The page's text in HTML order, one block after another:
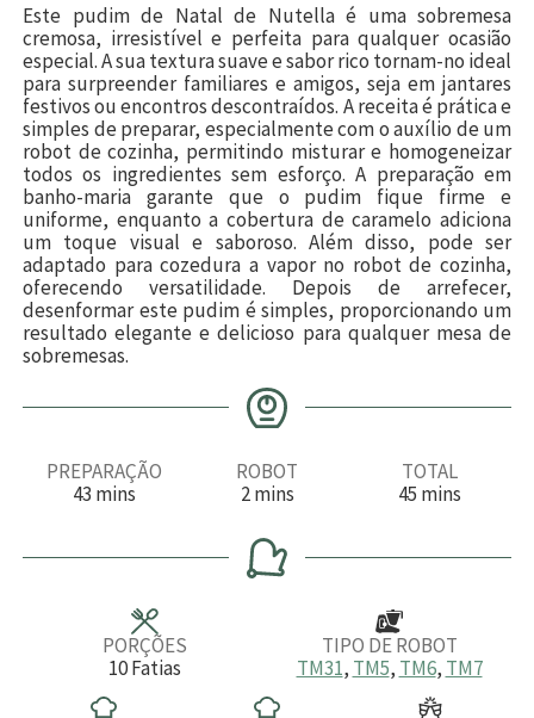
Este pudim de Natal de Nutella é uma sobremesa
cremosa, irresistível e perfeita para qualquer ocasião
especial. A sua textura suave e sabor rico tornam-no ideal
para surpreender familiares e amigos, seja em jantares
festivos ou encontros descontraídos. A receita é prática e
simples de preparar, especialmente com o auxílio de um
robot de cozinha, permitindo misturar e homogeneizar
todos os ingredientes sem esforço. A preparação em
banho-maria garante que o pudim fique firme e
uniforme, enquanto a cobertura de caramelo adiciona
um toque visual e saboroso. Além disso, pode ser
adaptado para cozedura a vapor no robot de cozinha,
oferecendo versatilidade. Depois de arrefecer,
desenformar este pudim é simples, proporcionando um
resultado elegante e delicioso para qualquer mesa de
sobremesas.
PREPARAÇÃO
43m
u
mins
ROBOT
2m
n
u
t
mins
TOTAL
45 m
u
mins
PORÇÕES
10Fatias
TIPO DE ROBOT
TM31, TM5, TM6, TM7